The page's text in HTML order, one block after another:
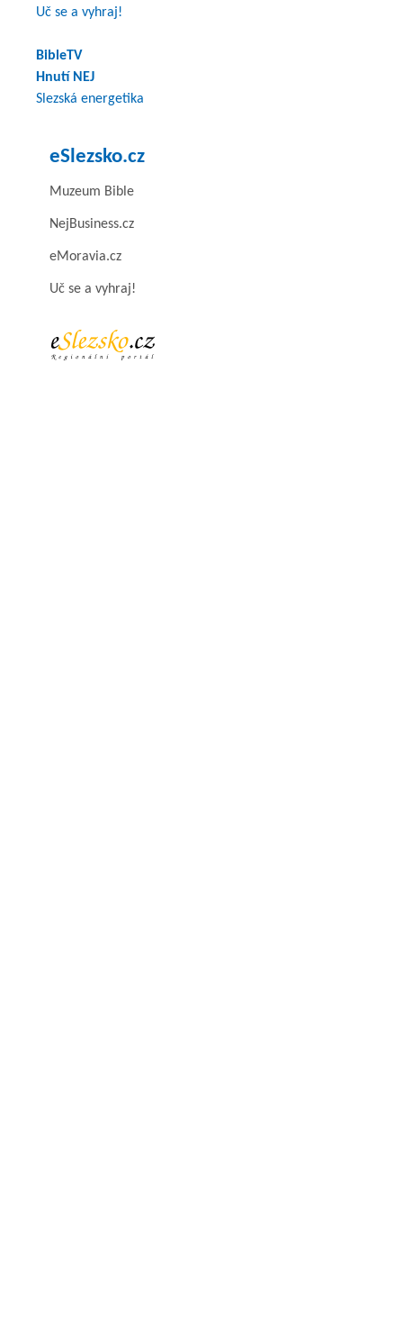
Uč se a vyhraj!
BibleTV
Hnutí NEJ
Slezská energetika
eSlezsko.cz
Muzeum Bible
NejBusiness.cz
eMoravia.cz
Uč se a vyhraj!